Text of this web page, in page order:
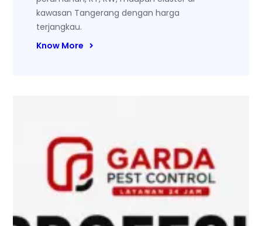
kawasan Tangerang dengan harga
terjangkau.
Know More